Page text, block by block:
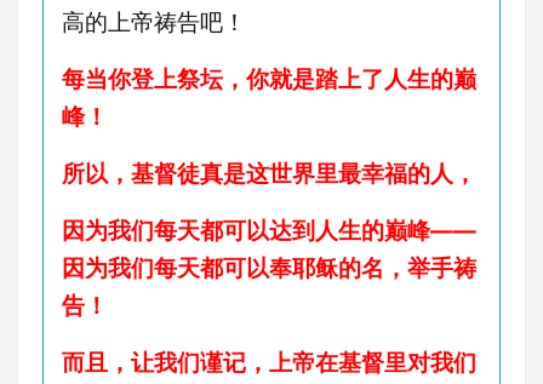
高的上帝祷告吧！
每当你登上祭坛，你就是踏上了人生的巅
峰！
所以，基督徒真是这世界里最幸福的人，
因为我们每天都可以达到人生的巅峰——
因为我们每天都可以奉耶稣的名，举手祷
告！
而且，让我们谨记，上帝在基督里对我们